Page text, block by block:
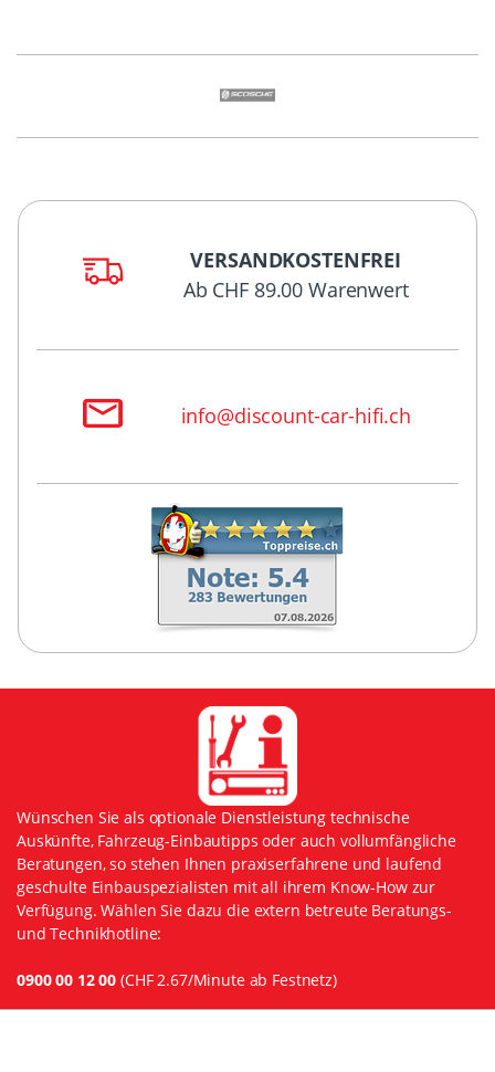
VERSANDKOSTENFREI
Ab CHF 89.00 Warenwert
info@discount-car-hifi.ch
Wünschen Sie als optionale Dienstleistung technische
Auskünfte, Fahrzeug-Einbautipps oder auch vollumfängliche
Beratungen, so stehen Ihnen praxiserfahrene und laufend
geschulte Einbauspezialisten mit all ihrem Know-How zur
Verfügung. Wählen Sie dazu die extern betreute Beratungs-
und Technikhotline:
0900 00 12 00 (CHF 2.67/Minute ab Festnetz)